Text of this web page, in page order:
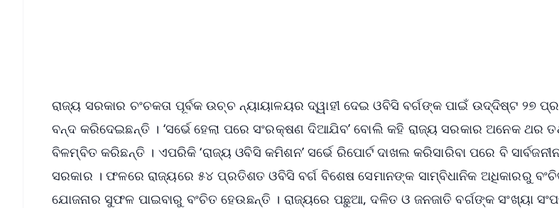
ରାଜ୍ୟ ସରକାର ଚଂଚକତା ପୂର୍ବକ ଉଚ୍ଚ ନ୍ୟାୟାଳୟର ଦ୍ୱାହୀ ଦେଇ ଓବିସି ବର୍ଗଙ୍କ ପାଇଁ ଉଦ୍ଦିଷ୍ଟ ୨୭
ବନ୍ଦ କରିଦେଇଛନ୍ତି । ‘ସର୍ଭେ ହେଲା ପରେ ସଂରକ୍ଷଣ ଦିଆଯିବ’ ବୋଲି କହି ରାଜ୍ୟ ସରକାର ଅନେକ ଥର
ବିଳମ୍ବିତ କରିଛନ୍ତି । ଏପରିକି ‘ରାଜ୍ୟ ଓବିସି କମିଶନ’ ସର୍ଭେ ରିପୋର୍ଟ ଦାଖଲ କରିସାରିବା ପରେ ବି
ସରକାର । ଫଳରେ ରାଜ୍ୟରେ ୫୪ ପ୍ରତିଶତ ଓବିସି ବର୍ଗ ବିଶେଷ ସେମାନଙ୍କ ସାମ୍ବିଧାନିକ ଅଧିକାରରୁ
ଯୋଜନାର ସୁଫଳ ପାଇବାରୁ ବଂଚିତ ହେଉଛନ୍ତି । ରାଜ୍ୟରେ ପଛୁଆ, ଦଳିତ ଓ ଜନଜାତି ବର୍ଗଙ୍କ ସଂଖ୍ୟା